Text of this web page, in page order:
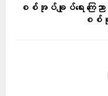
စစ်အုပ်ချုပ်ရေး ကြ
စစ်